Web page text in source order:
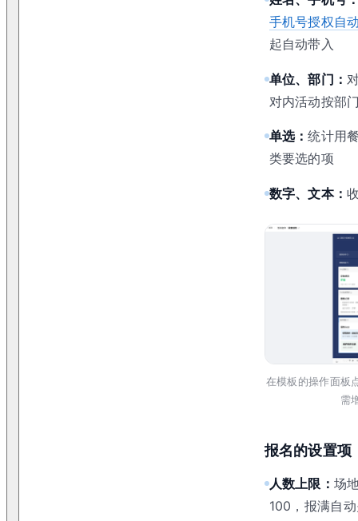
手机号授权自
起自动带入
单位、部门：
对内活动按部
单选：统计用
类要选的项
数字、文本：
在模板的操作面板
需
报名的设置项
人数上限：场
100，报满自